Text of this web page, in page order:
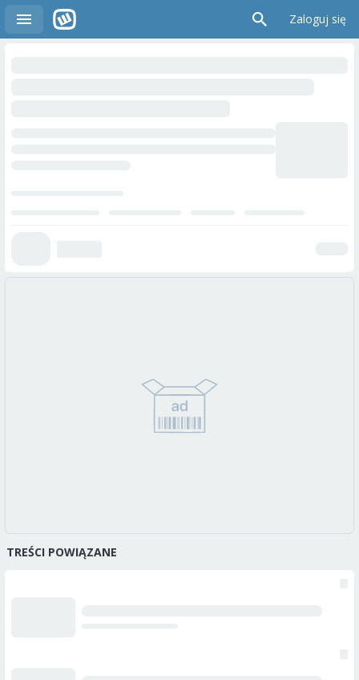
Zaloguj się
TREŚCI POWIĄZANE